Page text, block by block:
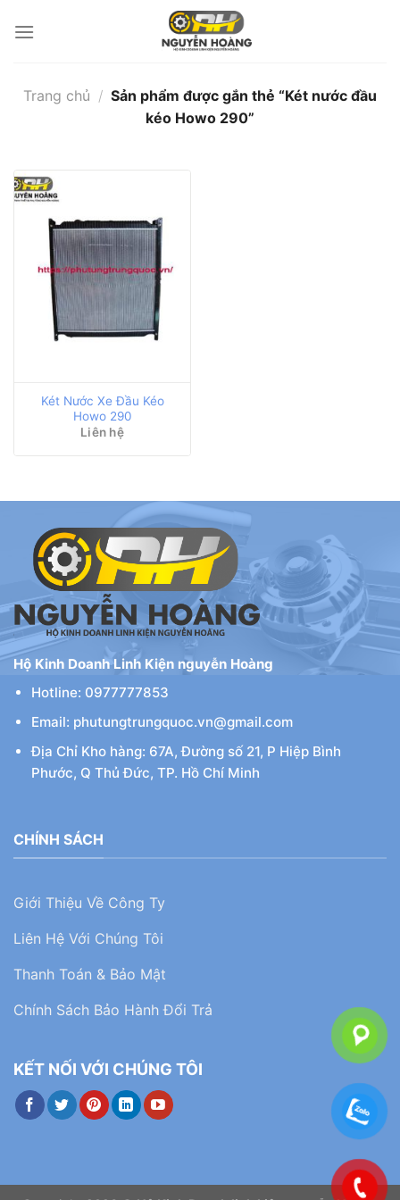
qua
Trang chủ / Sản phẩm được gắn thẻ “Két nước đầu
kéo Howo 290”
Két Nước Xe Đầu Kéo
Howo 290
Liên hệ
Hộ Kinh Doanh Linh Kiện nguyễn Hoàng
Hotline: 0977777853
Email: phutungtrungquoc.vn@gmail.com
Địa Chỉ Kho hàng: 67A, Đường số 21, P Hiệp Bình
Phước, Q Thủ Đức, TP. Hồ Chí Minh
CHÍNH SÁCH
Giới Thiệu Về Công Ty
Liên Hệ Với Chúng Tôi
Thanh Toán & Bảo Mật
Chính Sách Bảo Hành Đổi Trả
KẾT NỐI VỚI CHÚNG TÔI